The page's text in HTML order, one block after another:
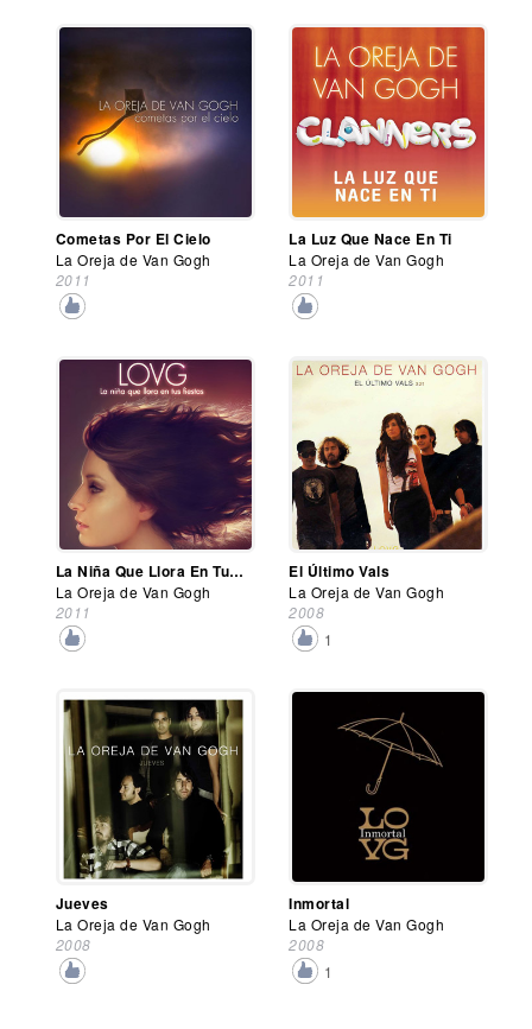
Cometas Por El Cielo
La Oreja de Van Gogh
2011
La Luz Que Nace En Ti
La Oreja de Van Gogh
2011
La Niña Que Llora En Tus Fiestas
La Oreja de Van Gogh
2011
El Último Vals
La Oreja de Van Gogh
2008
1
Jueves
La Oreja de Van Gogh
2008
Inmortal
La Oreja de Van Gogh
2008
1